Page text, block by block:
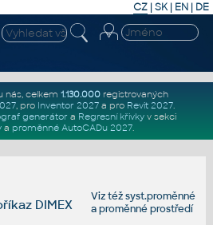
CZ | SK| EN | DE
nás, celkem 1.130.000registrovaných
, pro Inventor 2027a pro Revit 2027.
generátor a Regresní křivkyv sekci
a proměnné AutoCADu 2027.
Viz téžsyst.proměnné
aproměnné prostředí
DIMEX